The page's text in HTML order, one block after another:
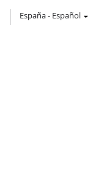
España- Español